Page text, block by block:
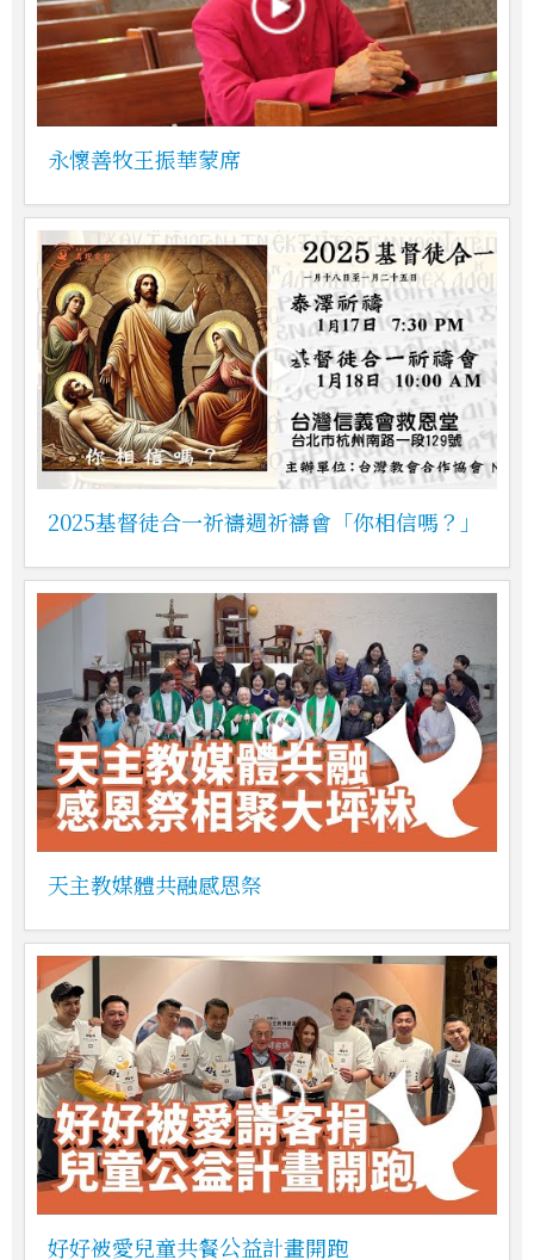
永懷善牧王振華蒙席
2025基督徒合一祈禱週祈禱會「你相信嗎？」
天主教媒體共融感恩祭
好好被愛兒童共餐公益計畫開跑